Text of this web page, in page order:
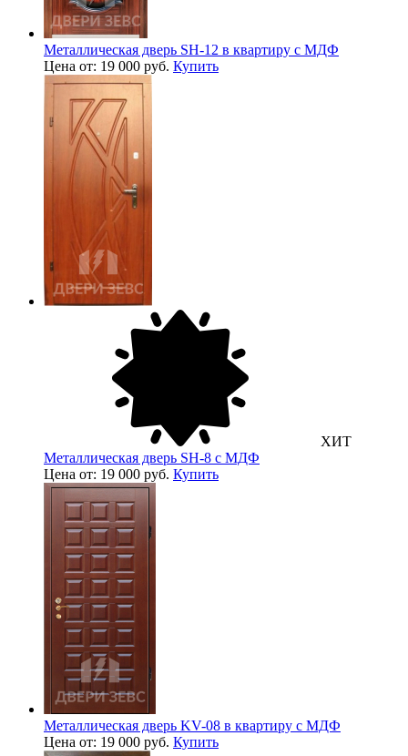
Металлическая дверь SH-12 в квартиру с МДФ
Цена от: 19 000 руб. Купить
ХИТ
Металлическая дверь SH-8 с МДФ
Цена от: 19 000 руб. Купить
Металлическая дверь KV-08 в квартиру с МДФ
Цена от: 19 000 руб. Купить